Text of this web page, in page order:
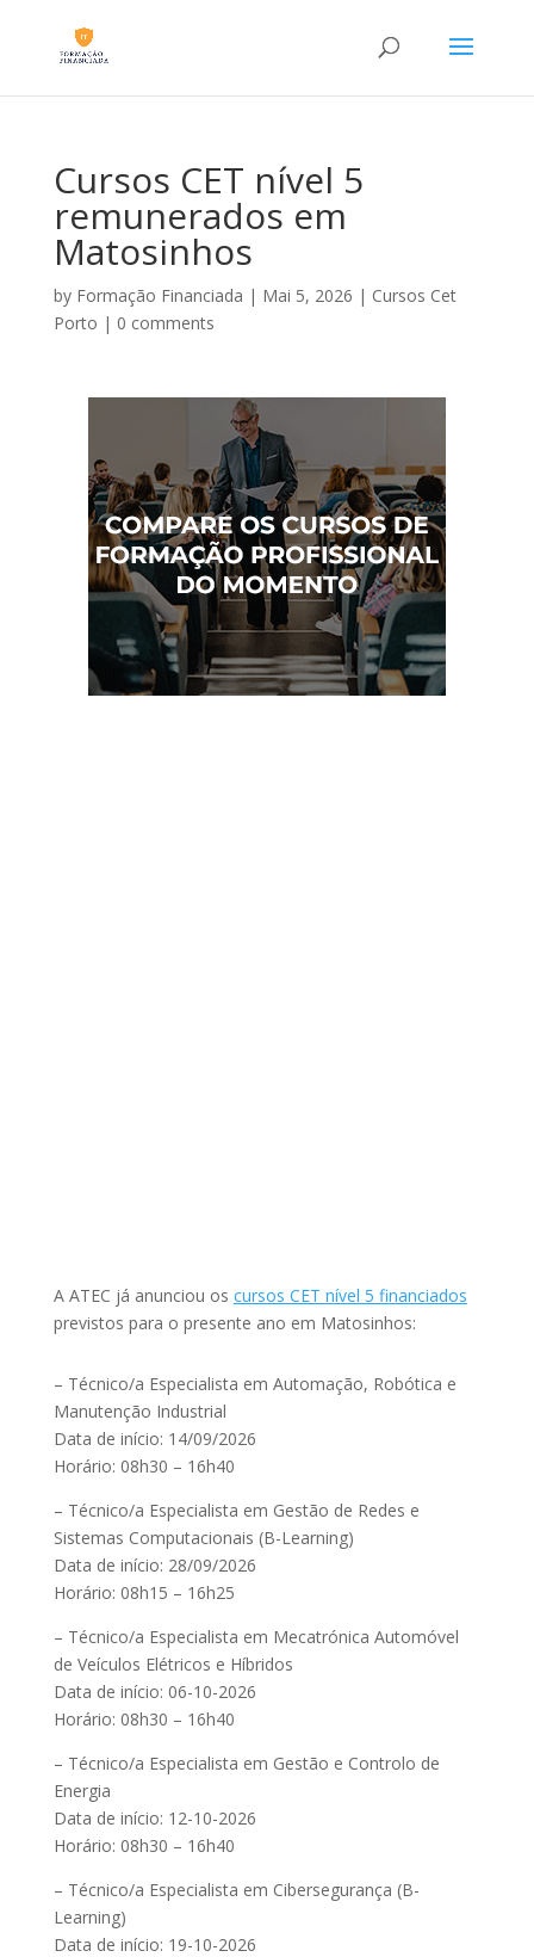
Cursos CET nível 5
remunerados em
Matosinhos
by Formação Financiada | Mai 5, 2026 | Cursos Cet
Porto | 0 comments
A ATEC já anunciou os cursos CET nível 5 financiados
previstos para o presente ano em Matosinhos:
– Técnico/a Especialista em Automação, Robótica e
Manutenção Industrial
Data de início: 14/09/2026
Horário: 08h30 – 16h40
– Técnico/a Especialista em Gestão de Redes e
Sistemas Computacionais (B-Learning)
Data de início: 28/09/2026
Horário: 08h15 – 16h25
– Técnico/a Especialista em Mecatrónica Automóvel
de Veículos Elétricos e Híbridos
Data de início: 06-10-2026
Horário: 08h30 – 16h40
– Técnico/a Especialista em Gestão e Controlo de
Energia
Data de início: 12-10-2026
Horário: 08h30 – 16h40
– Técnico/a Especialista em Cibersegurança (B-
Learning)
Data de início: 19-10-2026